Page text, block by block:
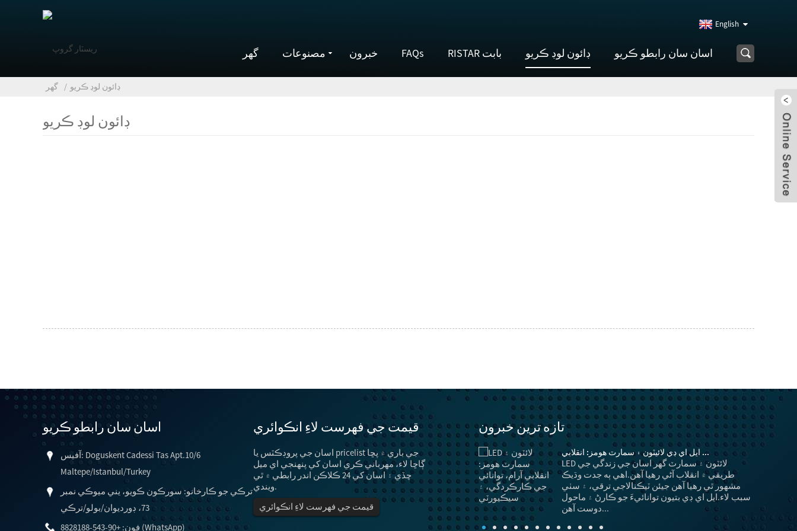
English
گهر مصنوعات خبرون FAQs RISTAR بابت ڊائون لوڊ ڪريو اسان سان رابطو ڪريو
گهر ڊائون لوڊ ڪريو
ڊائون لوڊ ڪريو
اسان سان رابطو ڪريو
آفيس: Doguskent Cadessi Tas Apt.10/6
Maltepe/Istanbul/Turkey
ترڪي جو ڪارخانو: سورڪون ڪويو، يني ميوڪي نمبر
73، ڊورديوان/بولو/ترڪي
فون: +90-543-8828188 (WhatsApp)
قيمت جي فهرست لاءِ انڪوائري
اسان جي پروڊڪٽس يا pricelist جي باري ۾ پڇا
ڳاڇا لاء، مهرباني ڪري اسان کي پنهنجي اي ميل
ڇڏي ۽ اسان کي 24 ڪلاڪن اندر رابطي ۾ ٿي
ويندي.
قيمت جي فهرست لاءِ انڪوائري
تازه ترين خبرون
توانائي جي بچت جا طريقا ۽ طريقا ...
”چراغ“ ۾ نه رڳو روشنيءَ جو ڪم آهي، پر سجاڳيءَ جو
ڪم به آهي.بهرحال، ناکافي طاقت جي صورت ۾،
روشني جي ڪارڪردگي کي بهتر ڪيو وڃي ۽ روشني
...
ايل اي ڊي لائيٽون ۽ سمارٽ هومز: انقلابي ...
LED لائٽون ۽ سمارٽ گهر اسان جي زندگي جي
طريقي ۾ انقلاب آڻي رهيا آهن.اهي ٻه جدت وڌيڪ
مشهور ٿي رهيا آهن جيئن ٽيڪنالاجي ترقي، ۽ سٺي
سبب لاء.ايل اي ڊي بتيون توانائيءَ جو ڪارڻ ۽ ماحول
دوست آهن...